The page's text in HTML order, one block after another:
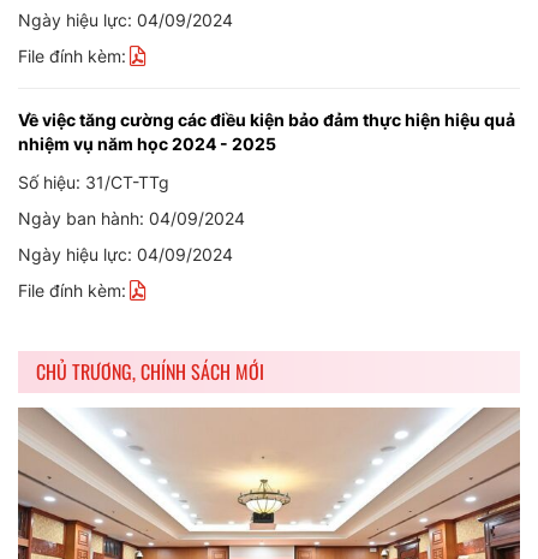
Ngày hiệu lực: 04/09/2024
File đính kèm:
Về việc tăng cường các điều kiện bảo đảm thực hiện hiệu quả
nhiệm vụ năm học 2024 - 2025
Số hiệu: 31/CT-TTg
Ngày ban hành: 04/09/2024
Ngày hiệu lực: 04/09/2024
File đính kèm:
CHỦ TRƯƠNG, CHÍNH SÁCH MỚI